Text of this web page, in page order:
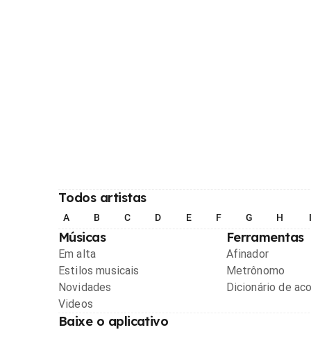
Todos artistas
A B C D E F G H
Músicas
Em alta
Estilos musicais
Novidades
Videos
Ferramentas
Afinador
Metrônomo
Dicionário de
Baixe o aplicativo